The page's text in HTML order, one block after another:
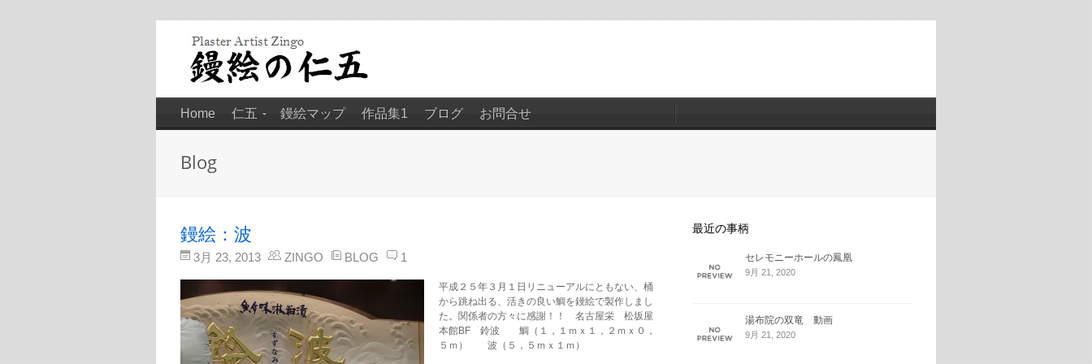
Home 仁五 鏝絵マップ 作品集1 ブログ お問合せ
Blog
鏝絵：波
3月 23, 2013 ZINGO BLOG 1
平成２５年３月１日リニューアルにともない、桶
から跳ね出る、活きの良い鯛を鏝絵で製作しまし
た。関係者の方々に感謝！！ 名古屋栄 松坂屋
本館BF 鈴波 鯛（１，１ｍｘ１，２ｍｘ０，
５ｍ） 波（５，５ｍｘ１ｍ）
最近の事柄
セレモニーホールの鳳凰
9月 21, 2020
湯布院の双竜 動画
9月 21, 2020